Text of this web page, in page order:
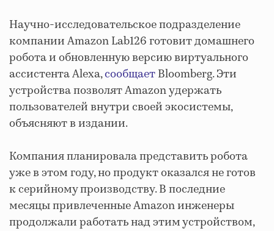
Научно-исследовательское подразделение
компании Amazon Lab126 готовит домашнего
робота и обновленную версию виртуального
ассистента Alexa,сообщаетBloomberg. Эти
устройства позволят Amazon удержать
пользователей внутри своей экосистемы,
объясняют в издании.
Компания планировала представить робота
уже в этом году, но продукт оказался не готов
к серийному производству. В последние
месяцы привлеченные Amazon инженеры
продолжали работать над этим устройством,